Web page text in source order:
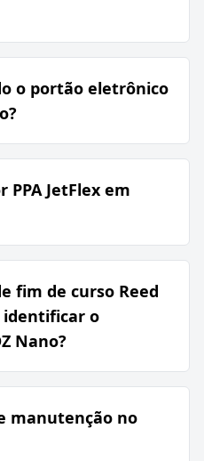
o portão eletrônico
PPA JetFlex em
fim de curso Reed
identificar o
Nano?
manutenção no